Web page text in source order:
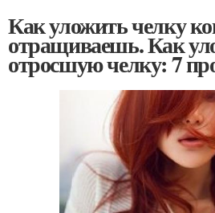
Как уложить челку
отращиваешь. Как
отросшую челку: 7